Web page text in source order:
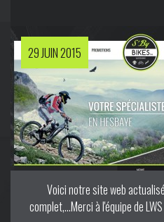
29 JUIN 2015
Voici notre site web
complet,...Merci à l'équipe de